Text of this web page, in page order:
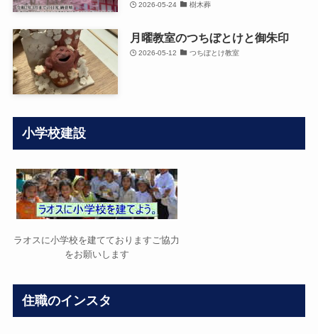
2026-05-24 樹木葬
月曜教室のつちぼとけと御朱印
2026-05-12 つちぼとけ教室
小学校建設
ラオスに小学校を建てておりますご協力
をお願いします
住職のインスタ